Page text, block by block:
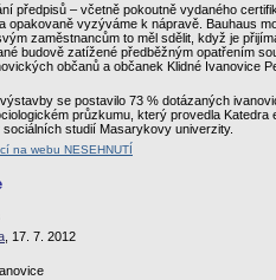
předpisů – včetně pokoutně vydaného
opakovaně vyzýváme k nápravě. Bauhaus
zaměstnancům to měl sdělit, když je
budově zatížené předběžným opatřením
občanů a občanek Klidné Ivanovice
se postavilo 73 % dotázaných
průzkumu, který provedla Katedra
studií Masarykovy univerzity.
na webu NESEHNUTÍ
, 17. 7. 2012